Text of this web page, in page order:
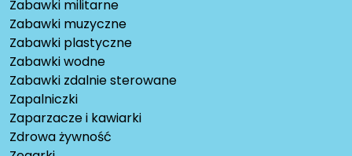
Zabawki militarne
Zabawki muzyczne
Zabawki plastyczne
Zabawki wodne
Zabawki zdalnie sterowane
Zapalniczki
Zaparzacze i kawiarki
Zdrowa żywność